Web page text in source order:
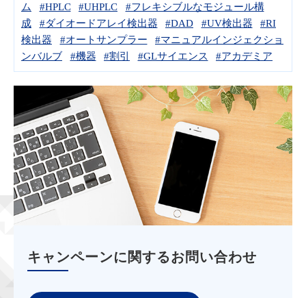
ム
#HPLC #UHPLC
#フレキシブルなモジュール構
成
#ダイオードアレイ検出器 #DAD #UV検出器
#RI
検出器
#オートサンプラー
#マニュアルインジェクショ
ンバルブ
#機器 #割引 #GLサイエンス #アカデミア
キャンペーンに関するお問い合わせ